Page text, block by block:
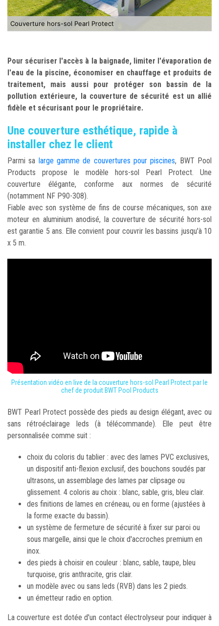
Couverture hors-sol Pearl Protect
Pour sécuriser l'accès à la baignade, limiter l'évaporation de
l'eau de la piscine, économiser en chauffage et produits de
traitement, mais aussi pour protéger son bassin de la
pollution extérieure, la couverture de sécurité est un allié
fidèle et sécurisant pour le propriétaire.
Une couverture esthétique, rapide à
installer chez le client
Parmi sa large gamme de couvertures pour piscines, BWT Pool
Products propose le modèle hors-sol Pearl Protect. Une
couverture élégante, conforme aux normes de sécurité
(notamment NF P90-308).
Fiable avec son système de fins de course mécaniques, son axe
moteur en aluminium anodisé, la couverture de sécurité hors-sol
est garantie 5 ans. Elle convient pour couvrir les bassins jusqu'à 10
x 5 m.
Présentation vidéo en live de la couverture hors-sol Pearl Protect par le
chef de produit BWT Pool Products
BWT Pearl Protect possède des pieds au design élégant, avec ou
sans rétroéclairage leds (à télécommande). Elle peut être
personnalisée comme suit :
choix du coloris du tablier : avec des lames PVC exclusives,
un dispositif anti-flexion exclusif, des bouchons soudés par
ultrasons, un assemblage des lames par clipsage ou
glissement. 4 coloris au choix : blanc, sable, gris, bleu clair.
des finitions de lames en créneau, ou en forme (ajustées à
la forme exacte du bassin).
un système de fermeture de sécurité à fixer sur paroi ou
sous margelle, ainsi que le choix d'accroches premium en
inox.
des pieds à choisir en couleur : blanc, sable, taupe, bleu
turquoise, gris anthracite, gris clair.
un modèle avec ou sans leds (RVB) dans les 2 pieds.
un émetteur radio en option.
La couverture est dotée d'un contact électrolyseur pour indiquer à